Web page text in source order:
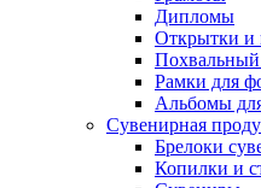
Дипломы
Открытки и
Похвальный
Рамки для
Альбомы
Сувенирная
Брелоки
Копилки и